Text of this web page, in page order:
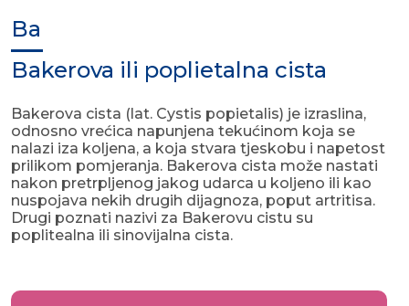
Ba
Bakerova ili poplietalna cista
Bakerova cista (lat. Cystis popietalis) je izraslina,
odnosno vrećica napunjena tekućinom koja se
nalazi iza koljena, a koja stvara tjeskobu i napetost
prilikom pomjeranja. Bakerova cista može nastati
nakon pretrpljenog jakog udarca u koljeno ili kao
nuspojava nekih drugih dijagnoza, poput artritisa.
Drugi poznati nazivi za Bakerovu cistu su
poplitealna ili sinovijalna cista.